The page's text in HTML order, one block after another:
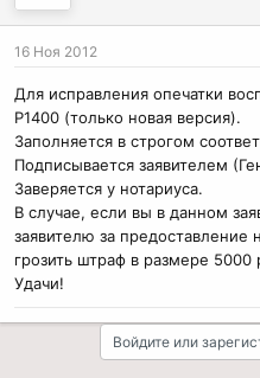
16 Ноя 2012
Для исправления опечатки
Р1400 (только новая версия).
Заполняется в строгом
Подписывается заявителем
Заверяется у нотариуса.
В случае, если вы в данном
заявителю за
грозить штраф в размере 5000
Удачи!
Войдите или